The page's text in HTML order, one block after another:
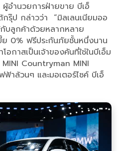
ำนวยการฝ่ายขาย บีเอ็
รุ๊ป กล่าวว่า “มิลเลนเนียมออ
กับลูกค้าด้วยหลากหลาย
ย 0% ฟรีประกันภัยชั้นหนึ่งนาน
กาสเป็นเจ้าของคันที่ใช่ในบีเอ็ม
Countryman MINI
าล้วนๆ และมอเตอร์ไซค์ บีเอ็